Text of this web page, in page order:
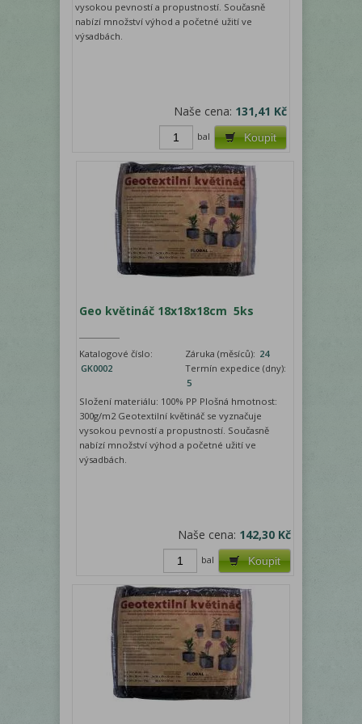
vysokou pevností a propustností. Současně
nabízí množství výhod a početné užití ve
výsadbách.
Naše cena: 131,41 Kč
Koupit
bal
Geo květináč 18x18x18cm 5ks
Katalogové číslo:
GK0002
Záruka (měsíců): 24
Termín expedice (dny):
5
Složení materiálu: 100% PP Plošná hmotnost:
300g/m2 Geotextilní květináč se vyznačuje
vysokou pevností a propustností. Současně
nabízí množství výhod a početné užití ve
výsadbách.
Naše cena: 142,30 Kč
Koupit
bal